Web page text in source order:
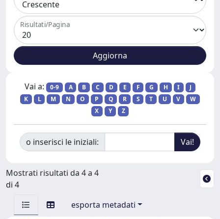
Risultati/Pagina
Vai a: 0-9 A B C D E F G H I
J
K
L M N O P Q R S T U V
W
X
Y Z
o inserisci le iniziali:
Mostrati risultati da 4 a 4
di 4
esporta metadati